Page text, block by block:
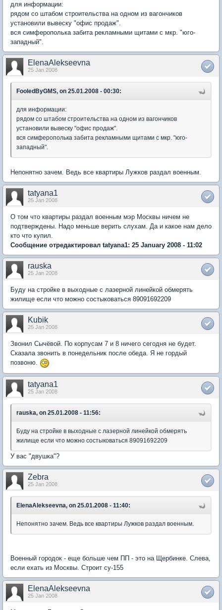
для информации:
рядом со штабом строительства на одном из вагончиков
установили вывеску "офис продаж".
вся симферополька забита рекламными щитами с мкр. "юго-
западный".
ElenaAlekseevna
25 Jan 2008
FooledByGMS, on 25.01.2008 - 00:30:
для информации:
рядом со штабом строительства на одном из вагончиков
установили вывеску "офис продаж".
вся симферополька забита рекламными щитами с мкр. "юго-
западный".
Непонятно зачем. Ведь все квартиры Лужков раздал военным.
tatyana1
25 Jan 2008
О том что квартиры раздал военным мэр Москвы ничем не
подтверждены. Надо меньше верить слухам. Да и какое нам дело
кто что купил.
Сообщение отредактировал tatyana1: 25 January 2008 - 11:02
rauska
25 Jan 2008
Буду на стройке в выходные с лазерной линейкой обмерять
жилище если что можно состыковаться 89091692209
Kubik
25 Jan 2008
Звонил Сычёвой. По корпусам 7 и 8 ничего сегодня не будет.
Сказала звонить в понедельник после обеда. Я не гордый
позвоню.
tatyana1
25 Jan 2008
rauska, on 25.01.2008 - 11:56:
Буду на стройке в выходные с лазерной линейкой обмерять
жилище если что можно состыковаться 89091692209
У вас "двушка"?
Zebra
25 Jan 2008
ElenaAlekseevna, on 25.01.2008 - 11:40:
Непонятно зачем. Ведь все квартиры Лужков раздал военным.
Военный городок - еще больше чем ПП - это на Щербинке. Слева,
если ехать из Москвы. Строит су-155
ElenaAlekseevna
25 Jan 2008